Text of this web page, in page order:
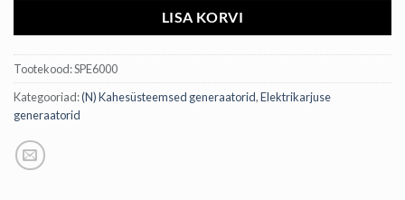
LISA KORVI
Tootekood:SPE6000
Kategooriad:(N) Kahesüsteemsed generaatorid,Elektrikarjuse
generaatorid